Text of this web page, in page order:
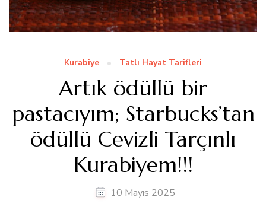
Kurabiye Tatlı Hayat Tarifleri
Artık ödüllü bir
pastacıyım; Starbucks’tan
ödüllü Cevizli Tarçınlı
Kurabiyem!!!
10 Mayıs 2025